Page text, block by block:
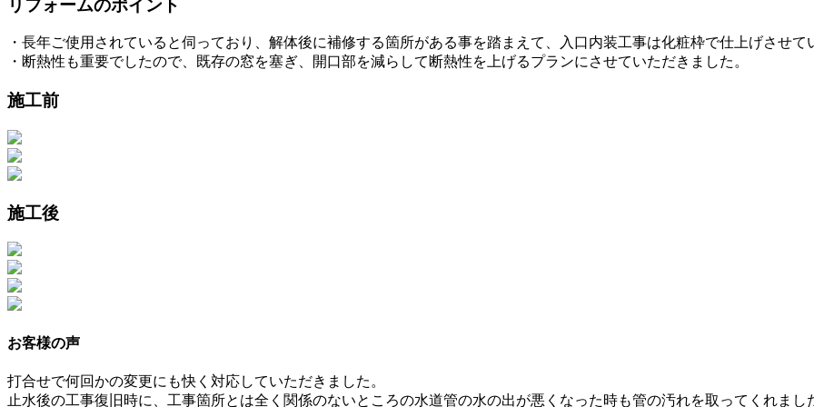
リフォームのポイント
・長年ご使用されていると伺っており、解体後に補修する箇所がある事を踏まえて、入口内装工事は化粧枠で仕上げさせて
・断熱性も重要でしたので、既存の窓を塞ぎ、開口部を減らして断熱性を上げるプランにさせていただきました。
施工前
施工後
お客様の声
打合せで何回かの変更にも快く対応していただきました。
止水後の工事復旧時に、工事箇所とは全く関係のないところの水道管の水の出が悪くなった時も管の汚れを取ってくれまし